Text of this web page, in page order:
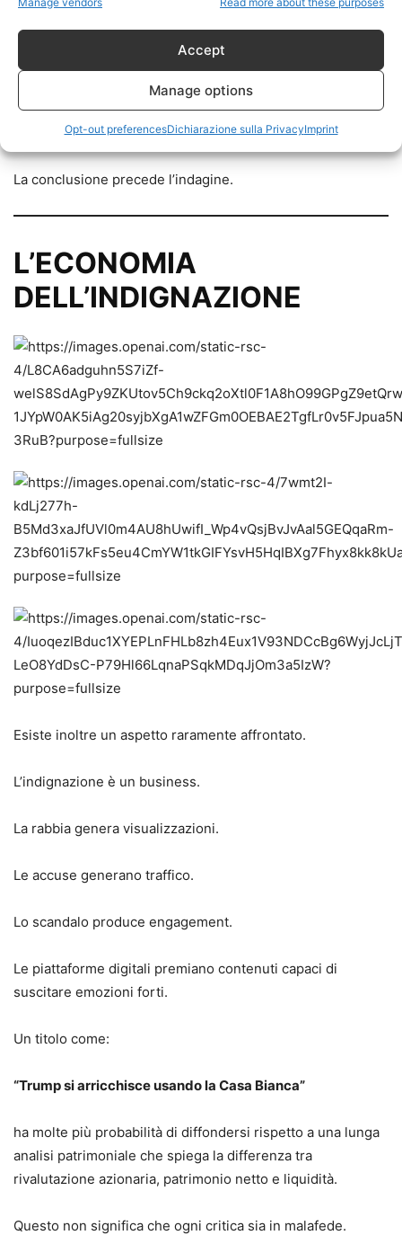
Accept
Manage options
Opt-out preferencesDichiarazione sulla PrivacyImprint
spesso per utilizzare gli stessi meccanismi narrativi.
Non cambia il metodo.
La conclusione precede l’indagine.
L’ECONOMIA
DELL’INDIGNAZIONE
Esiste inoltre un aspetto raramente affrontato.
L’indignazione è un business.
La rabbia genera visualizzazioni.
Le accuse generano traffico.
Lo scandalo produce engagement.
Le piattaforme digitali premiano contenuti capaci di
suscitare emozioni forti.
Un titolo come:
“Trump si arricchisce usando la Casa Bianca”
ha molte più probabilità di diffondersi rispetto a una lunga
analisi patrimoniale che spiega la differenza tra
rivalutazione azionaria, patrimonio netto e liquidità.
Questo non significa che ogni critica sia in malafede.